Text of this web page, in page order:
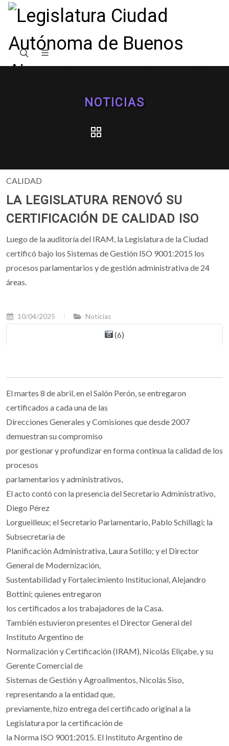
NOTICIAS
CALIDAD
LA LEGISLATURA RENOVÓ SU
CERTIFICACIÓN DE CALIDAD ISO
Luego de la auditoría del IRAM, la Legislatura de la Ciudad
certificó bajo los Sistemas de Gestión ISO 9001:2015 los
procesos parlamentarios y de gestión administrativa de 24
áreas.
10/04/2025 Noticias
(6)
El martes 8 de abril, en el Salón Perón, se entregaron
certificados a cada una de las
Direcciones Generales y Comisiones que desde 2007
demuestran su compromiso
por gestionar y profundizar en forma continua la calidad de los
procesos
parlamentarios y administrativos,
El acto contó con la presencia del Secretario Administrativo,
Diego Pérez
Lorgueilleux; el Secretario Parlamentario, Pablo Schillagi; la
Subsecretaria de
Planificación Administrativa, Laura Sotillo; y el Director
General de Modernización,
Sustentabilidad y Fortalecimiento Institucional, Alejandro
Bottini; quienes entregaron
los certificados a los trabajadores de la Casa.
También estuvieron presentes el Director General del
Instituto Argentino de
Normalización y Certificación (IRAM), Nicolás Eliçabe, y su
Gerente Comercial de
Sistemas de Gestión y Agroalimentos, Nicolás Siso,
representando a la entidad que,
previamente, hizo entrega del certificado original a la
Legislatura por la certificación de
la Norma ISO 9001:2015. El Instituto Argentino de